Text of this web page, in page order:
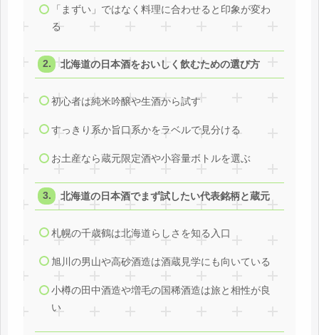
「まずい」ではなく料理に合わせると印象が変わ
る
北海道の日本酒をおいしく飲むための選び方
初心者は純米吟醸や生酒から試す
すっきり系か旨口系かをラベルで見分ける
お土産なら蔵元限定酒や小容量ボトルを選ぶ
北海道の日本酒でまず試したい代表銘柄と蔵元
札幌の千歳鶴は北海道らしさを知る入口
旭川の男山や高砂酒造は酒蔵見学にも向いている
小樽の田中酒造や増毛の国稀酒造は旅と相性が良
い